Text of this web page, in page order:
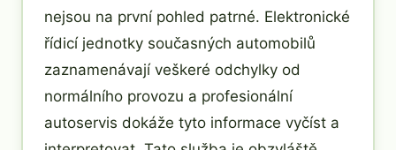
nejsou na první pohled patrné. Elektronické
řídicí jednotky současných automobilů
zaznamenávají veškeré odchylky od
normálního provozu a profesionální
autoservis dokáže tyto informace vyčíst a